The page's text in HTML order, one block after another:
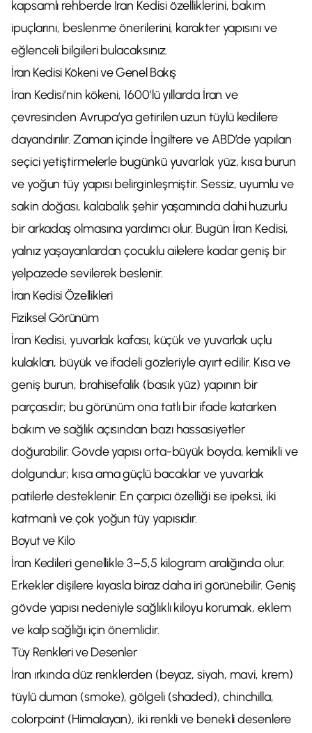
kapsamlı rehberde İran Kedisi özelliklerini, bakım
ipuçlarını, beslenme önerilerini, karakter yapısını ve
eğlenceli bilgileri bulacaksınız.
İran Kedisi Kökeni ve Genel Bakış
İran Kedisi’nin kökeni, 1600’lü yıllarda İran ve
çevresinden Avrupa’ya getirilen uzun tüylü kedilere
dayandırılır. Zaman içinde İngiltere ve ABD’de yapılan
seçici yetiştirmelerle bugünkü yuvarlak yüz, kısa burun
ve yoğun tüy yapısı belirginleşmiştir. Sessiz, uyumlu ve
sakin doğası, kalabalık şehir yaşamında dahi huzurlu
bir arkadaş olmasına yardımcı olur. Bugün İran Kedisi,
yalnız yaşayanlardan çocuklu ailelere kadar geniş bir
yelpazede sevilerek beslenir.
İran Kedisi Özellikleri
Fiziksel Görünüm
İran Kedisi, yuvarlak kafası, küçük ve yuvarlak uçlu
kulakları, büyük ve ifadeli gözleriyle ayırt edilir. Kısa ve
geniş burun, brahisefalik (basık yüz) yapının bir
parçasıdır; bu görünüm ona tatlı bir ifade katarken
bakım ve sağlık açısından bazı hassasiyetler
doğurabilir. Gövde yapısı orta-büyük boyda, kemikli ve
dolgundur; kısa ama güçlü bacaklar ve yuvarlak
patilerle desteklenir. En çarpıcı özelliği ise ipeksi, iki
katmanlı ve çok yoğun tüy yapısıdır.
Boyut ve Kilo
İran Kedileri genellikle 3–5,5 kilogram aralığında olur.
Erkekler dişilere kıyasla biraz daha iri görünebilir. Geniş
gövde yapısı nedeniyle sağlıklı kiloyu korumak, eklem
ve kalp sağlığı için önemlidir.
Tüy Renkleri ve Desenler
İran ırkında düz renklerden (beyaz, siyah, mavi, krem)
tüylü duman (smoke), gölgeli (shaded), chinchilla,
colorpoint (Himalayan), iki renkli ve benekli desenlere